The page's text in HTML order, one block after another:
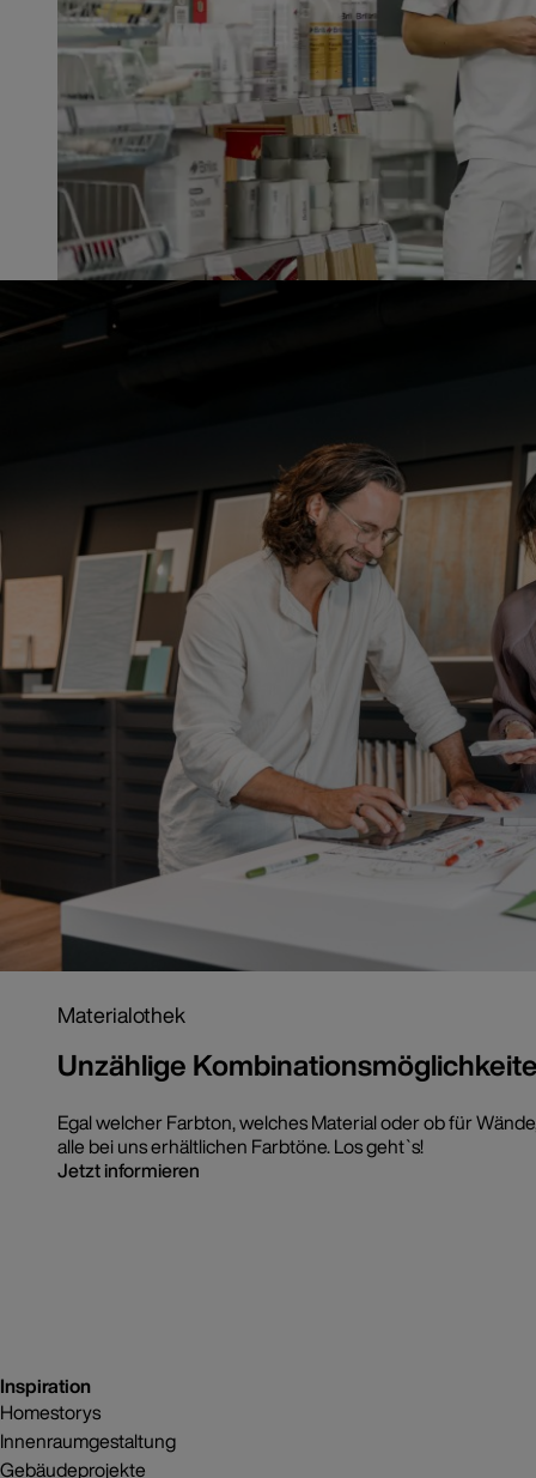
Materialothek
Unzählige
Egal welcher Farbton, welches Material oder ob für
alle bei uns erhältlichen Farbtöne. Los geht`s!
Jetzt informieren
Inspiration
Homestorys
Innenraumgestaltung
Gebäudeprojekte